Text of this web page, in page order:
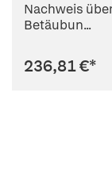
Nachweis
Betäubun...
236,81 €*